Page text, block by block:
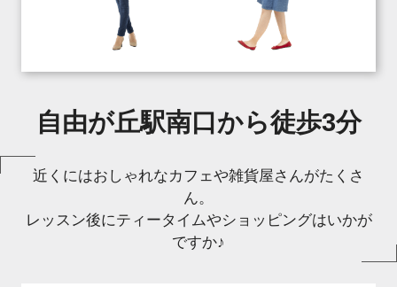
自由が丘駅南口から徒歩3分
近くにはおしゃれなカフェや雑貨屋さんがたくさ
ん。
レッスン後にティータイムやショッピングはいかが
ですか♪